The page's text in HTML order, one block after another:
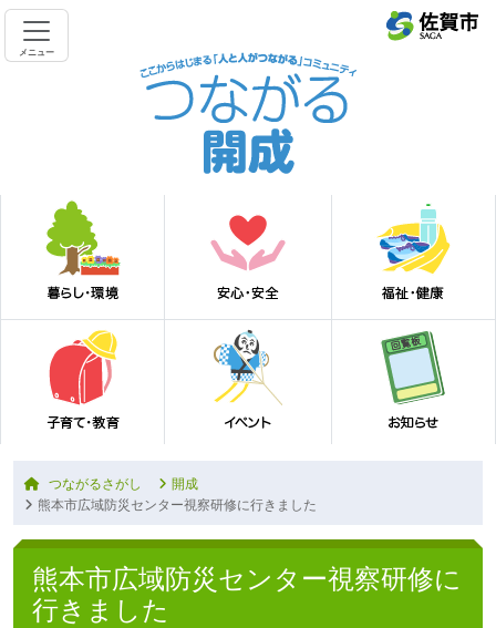
メニュー
つながるさがし
開成
熊本市広域防災センター視察研修に行きました
熊本市広域防災センター視察研修に
行きました